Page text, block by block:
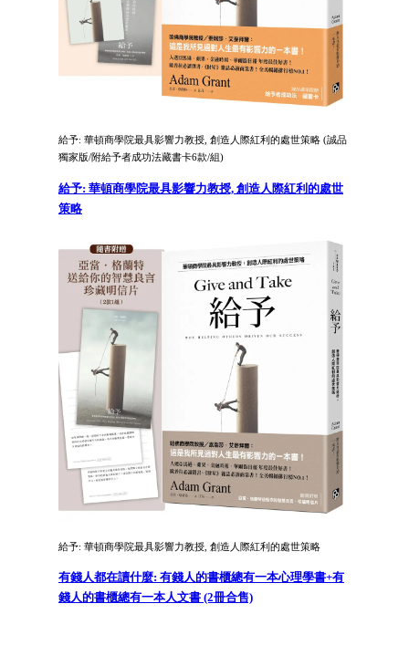
給予: 華頓商學院最具影響力教授, 創造人際紅利的處世策略 (誠品
獨家版/附給予者成功法藏書卡6款/組)
給予: 華頓商學院最具影響力教授, 創造人際紅利的處世
策略
給予: 華頓商學院最具影響力教授, 創造人際紅利的處世策略
有錢人都在讀什麼: 有錢人的書櫃總有一本心理學書+有
錢人的書櫃總有一本人文書 (2冊合售)